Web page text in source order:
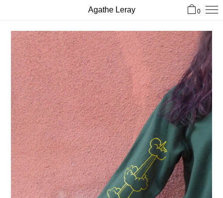
Agathe Leray 0